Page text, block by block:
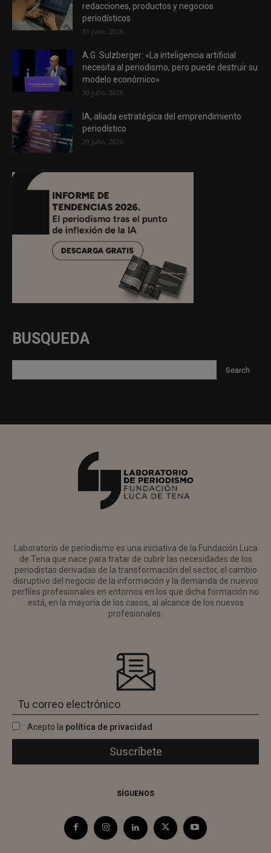
redacciones, productos y negocios
periodísticos
31 julio, 2026
A.G. Sulzberger: «La inteligencia artificial
necesita al periodismo, pero puede destruir su
modelo económico»
30 julio, 2026
IA, aliada estratégica del emprendimiento
periodístico
29 julio, 2026
BUSQUEDA
Laboratorio de periodismo es una iniciativa de la Fundación Luca
de Tena que nace para tratar de cubrir las necesidades de los
periodistas derivadas de la transformación del sector, el cambio
disruptivo del negocio de la información y la demanda de nuevos
perfiles profesionales en entornos en los que dicha formación no
está, en la mayoría de los casos, al alcance de los nuevos
profesionales.
Acepto la política de privacidad
SÍGUENOS